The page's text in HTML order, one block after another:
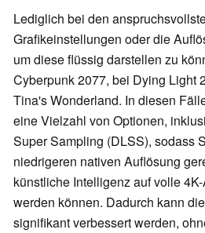
Lediglich bei den
Grafikeinstellungen oder die
um diese flüssig darstellen zu
Cyberpunk 2077, bei Dying Light
Tina's Wonderland. In diesen
eine Vielzahl von Optionen,
Super Sampling (DLSS), sodass
niedrigeren nativen Auflösung
künstliche Intelligenz auf volle
werden können. Dadurch kann
signifikant verbessert werden,